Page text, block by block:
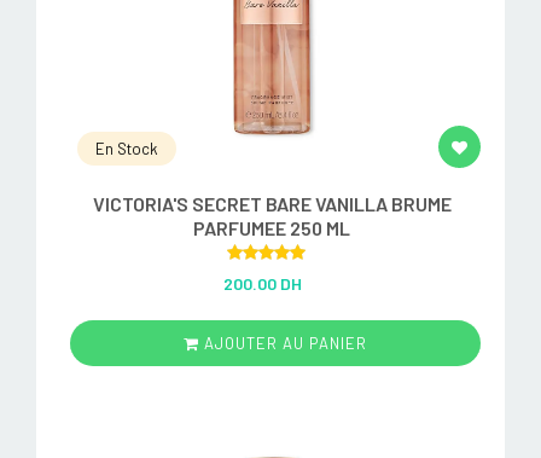
En Stock
VICTORIA'S SECRET BARE VANILLA BRUME
PARFUMEE 250 ML
out of 5
200.00 DH
AJOUTER AU PANIER